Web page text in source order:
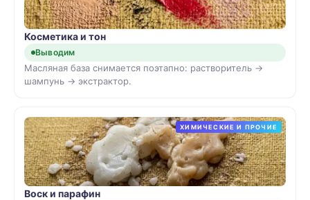
Косметика и тон
Выводим
Масляная база снимается поэтапно: растворитель →
шампунь → экстрактор.
ХИМИЧЕСКИЕ И ПРОЧИЕ
Воск и парафин